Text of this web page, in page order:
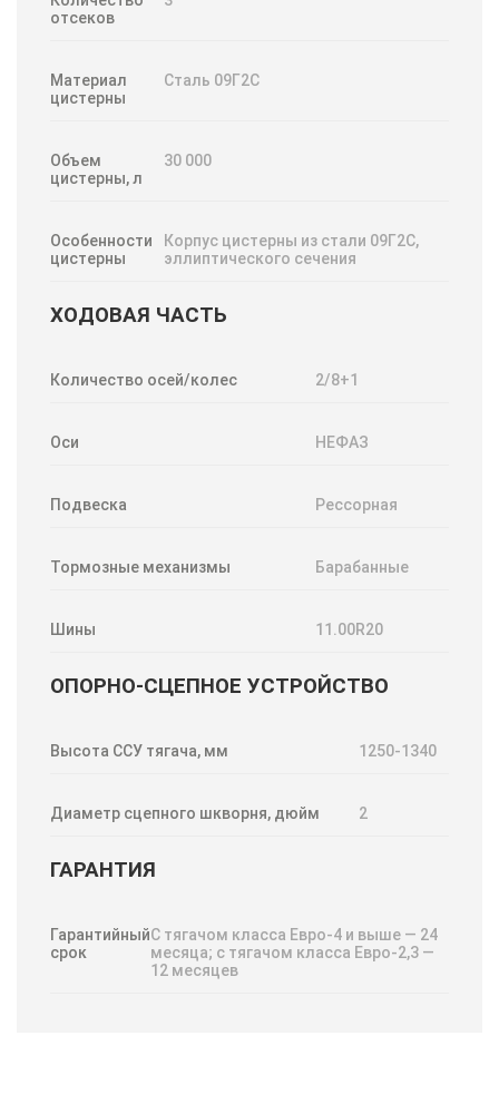
отсеков
Материал
цистерны
Сталь 09Г2С
Объем
цистерны, л
30 000
Особенности
цистерны
Корпус цистерны из стали 09Г2С,
эллиптического сечения
ХОДОВАЯ ЧАСТЬ
Количество осей/колес 2/8+1
Оси НЕФАЗ
Подвеска Рессорная
Тормозные механизмы Барабанные
Шины 11.00R20
ОПОРНО-СЦЕПНОЕ УСТРОЙСТВО
Высота ССУ тягача, мм 1250-1340
Диаметр сцепного шкворня, дюйм 2
ГАРАНТИЯ
Гарантийный
срок
С тягачом класса Евро-4 и выше — 24
месяца; с тягачом класса Евро-2,3 —
12 месяцев